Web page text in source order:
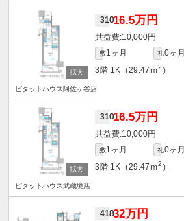
31016.5万円
10,000円
敷1ヶ月 礼0ヶ月
3階 1K（29.47ｍ2 ）
ピタットハウス阿佐ヶ谷店
31016.5万円
10,000円
敷1ヶ月 礼0ヶ月
3階 1K（29.47ｍ2 ）
ピタットハウス武蔵境店
41832万円